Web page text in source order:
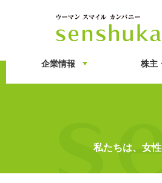
企業情報 株主
私たちは、女